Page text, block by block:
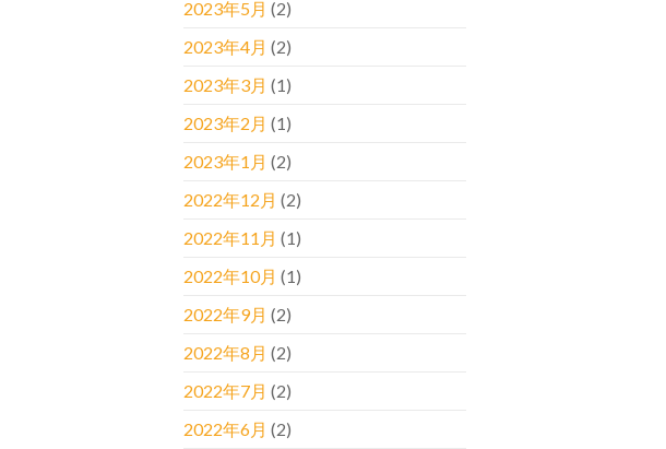
2023年5月 (2)
2023年4月 (2)
2023年3月 (1)
2023年2月 (1)
2023年1月 (2)
2022年12月 (2)
2022年11月 (1)
2022年10月 (1)
2022年9月 (2)
2022年8月 (2)
2022年7月 (2)
2022年6月 (2)